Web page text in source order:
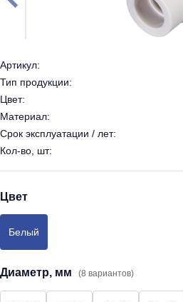
Артикул:
Тип продукции:
Цвет:
Материал:
Срок эксплуатации / лет:
Кол-во, шт:
Цвет
Белый
Диаметр, мм (8 вариантов)